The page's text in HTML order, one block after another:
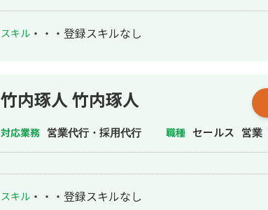
スキル ・・・ 登録スキルなし
竹内琢人 竹内琢人
対応業務 営業代行・採用代行 職種 セールス 営業
スキル ・・・ 登録スキルなし